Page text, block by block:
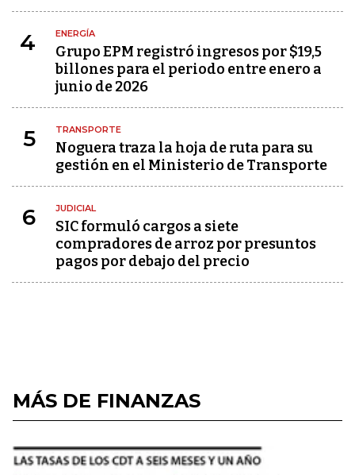
4 ENERGÍA
Grupo EPM registró ingresos por $19,5
billones para el periodo entre enero a
junio de 2026
5 TRANSPORTE
Noguera traza la hoja de ruta para su
gestión en el Ministerio de Transporte
6 JUDICIAL
SIC formuló cargos a siete
compradores de arroz por presuntos
pagos por debajo del precio
MÁS DE FINANZAS